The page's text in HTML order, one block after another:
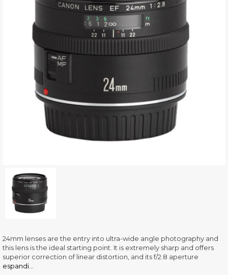
24mm lenses are the entry into ultra-wide angle photography and
this lens is the ideal starting point. It is extremely sharp and offers
superior correction of linear distortion, and its f/2.8 aperture
espandi...